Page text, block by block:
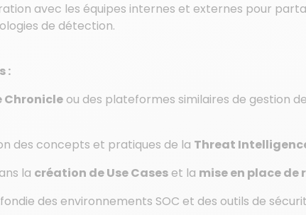
avec les équipes internes et externes pour
de détection.
:
Chronicle ou des plateformes similaires de gestion
des concepts et pratiques de la Threat
la création de Use Cases et la mise en place
des environnements SOC et des outils de